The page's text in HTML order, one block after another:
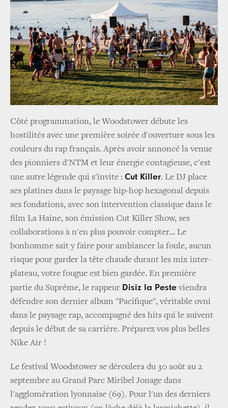
Côté programmation, le Woodstower débute les
hostilités avec une première soirée d'ouverture sous les
couleurs du rap français. Après avoir annoncé la venue
des pionniers d'NTM et leur énergie contagieuse, c'est
une autre légende qui s'invite : Cut Killer. Le DJ place
ses platines dans le paysage hip-hop hexagonal depuis
ses fondations, avec son intervention classique dans le
film La Haine, son émission Cut Killer Show, ses
collaborations à n'en plus pouvoir compter... Le
bonhomme sait y faire pour ambiancer la foule, aucun
risque pour garder la tête chaude durant les mix inter-
plateau, votre fougue est bien gardée. En première
partie du Suprême, le rappeur Disiz la Pesteviendra
défendre son dernier album "Pacifique", véritable ovni
dans le paysage rap, accompagné des hits qui le suivent
depuis le début de sa carrière. Préparez vos plus belles
Nike Air !
Le festival Woodstower se déroulera du 30 août au 2
septembre au Grand Parc Miribel Jonage dans
l'agglomération lyonnaise (69). Pour l'un des derniers